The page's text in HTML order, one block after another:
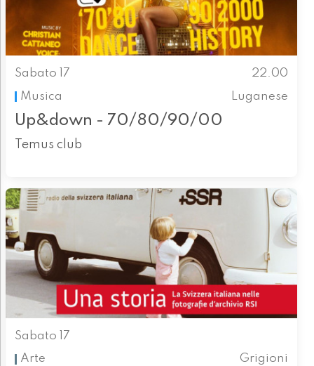
Sabato 17
22.00
Musica
Luganese
Up&down - 70/80/90/00
Temus club
Sabato 17
Arte
Grigioni